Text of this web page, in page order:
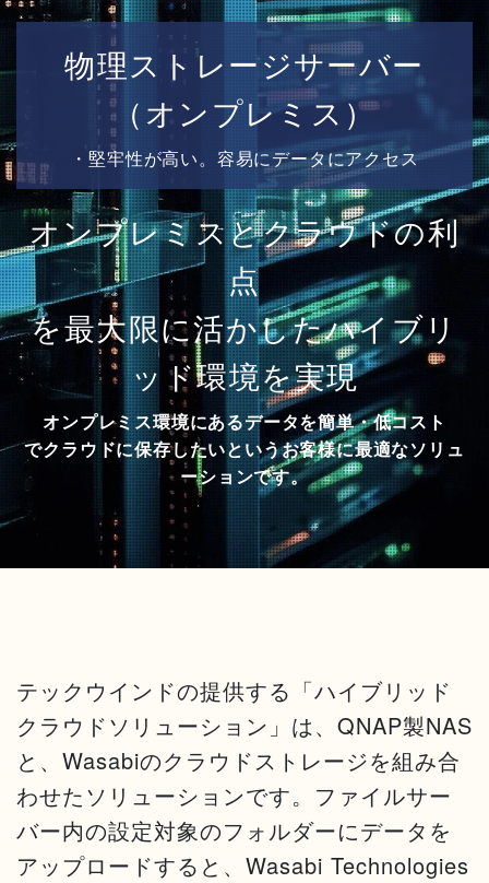
物理ストレージサーバー
（オンプレミス）
・堅牢性が高い。容易にデータにアクセス
オンプレミスとクラウドの利
点
を最大限に活かしたハイブリ
ッド環境を実現
オンプレミス環境にあるデータを簡単・低コスト
でクラウドに保存したいというお客様に最適なソリュ
ーションです。
テックウインドの提供する「ハイブリッド
クラウドソリューション」は、QNAP製NAS
と、Wasabiのクラウドストレージを組み合
わせたソリューションです。ファイルサー
バー内の設定対象のフォルダーにデータを
アップロードすると、Wasabi Technologies